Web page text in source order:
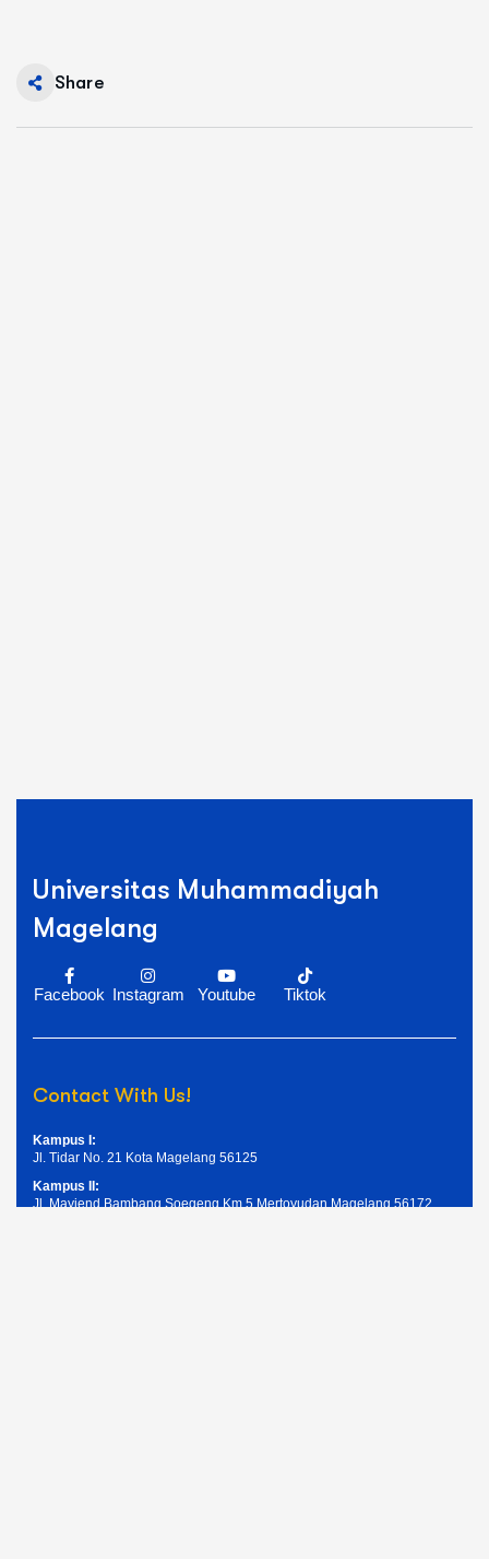
Share
Universitas Muhammadiyah
Magelang
Facebook Instagram Youtube Tiktok
Contact With Us!
Kampus I:
Jl. Tidar No. 21 Kota Magelang 56125
Kampus II:
Jl. Mayjend Bambang Soegeng Km.5 Mertoyudan Magelang 56172